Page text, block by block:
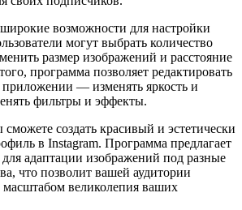
широкие возможности для настройки
могут выбрать количество
размер изображений и расстояние
программа позволяет редактировать
— изменять яркость и
фильтры и эффекты.
сможете создать красивый и эстетически
в Instagram. Программа предлагает
адаптации изображений под разные
что позволит вашей аудитории
великолепия ваших